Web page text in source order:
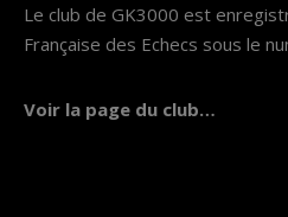
Le club de GK3000 est
Française des Echecs sous le
Voir la page du club…